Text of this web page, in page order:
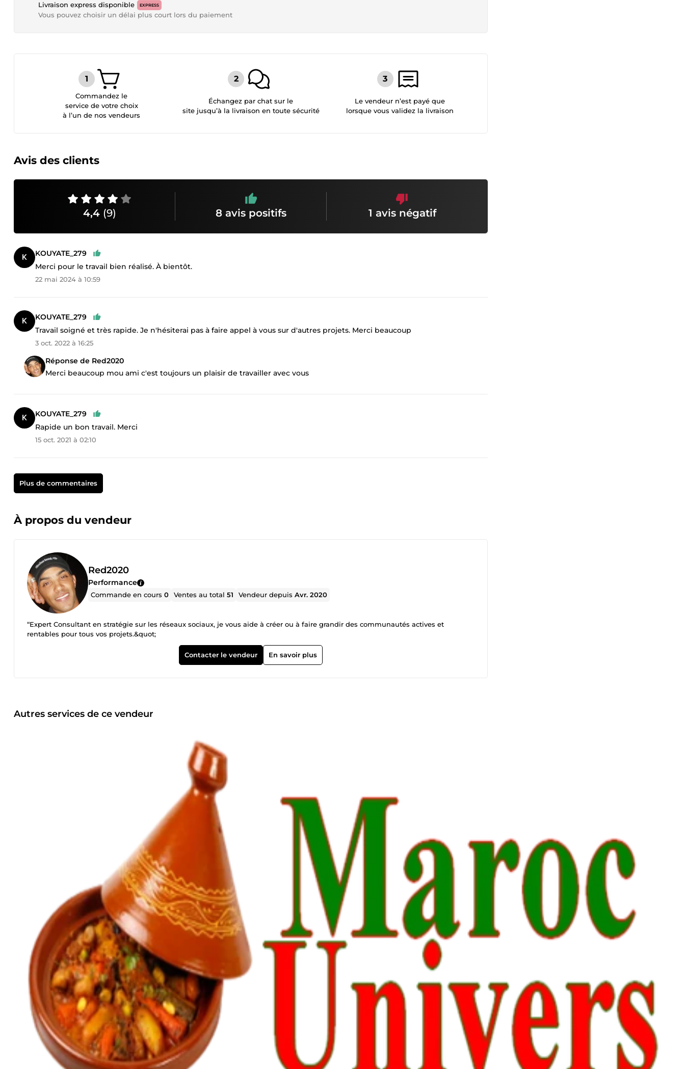
Livraison express disponible EXPRESS
Vous pouvez choisir un délai plus court lors du paiement
Commandez le
service de votre choix
à l’un de nos vendeurs
Échangez par chat sur le
site jusqu’à la livraison en toute sécurité
Le vendeur n’est payé que
lorsque vous validez la livraison
Avis des clients
4,4 (9) 8 avis positifs 1 avis négatif
KOUYATE_279
Merci pour le travail bien réalisé. À bientôt.
22 mai 2024 à 10:59
KOUYATE_279
Travail soigné et très rapide. Je n'hésiterai pas à faire appel à vous sur d'autres projets. Merci beaucoup
3 oct. 2022 à 16:25
Réponse de Red2020
Merci beaucoup mou ami c'est toujours un plaisir de travailler avec vous
KOUYATE_279
Rapide un bon travail. Merci
15 oct. 2021 à 02:10
Plus de commentaires
À propos du vendeur
Red2020
Performance
Commande en cours0 Ventes au total51 Vendeur depuisAvr. 2020
“Expert Consultant en stratégie sur les réseaux sociaux, je vous aide à créer ou à faire grandir des communautés actives et
rentables pour tous vos projets.&quot;
Contacter le vendeur En savoir plus
Autres services de ce vendeur